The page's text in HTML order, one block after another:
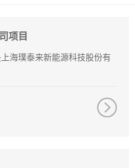
项目
海璞泰来新能源科技股份有